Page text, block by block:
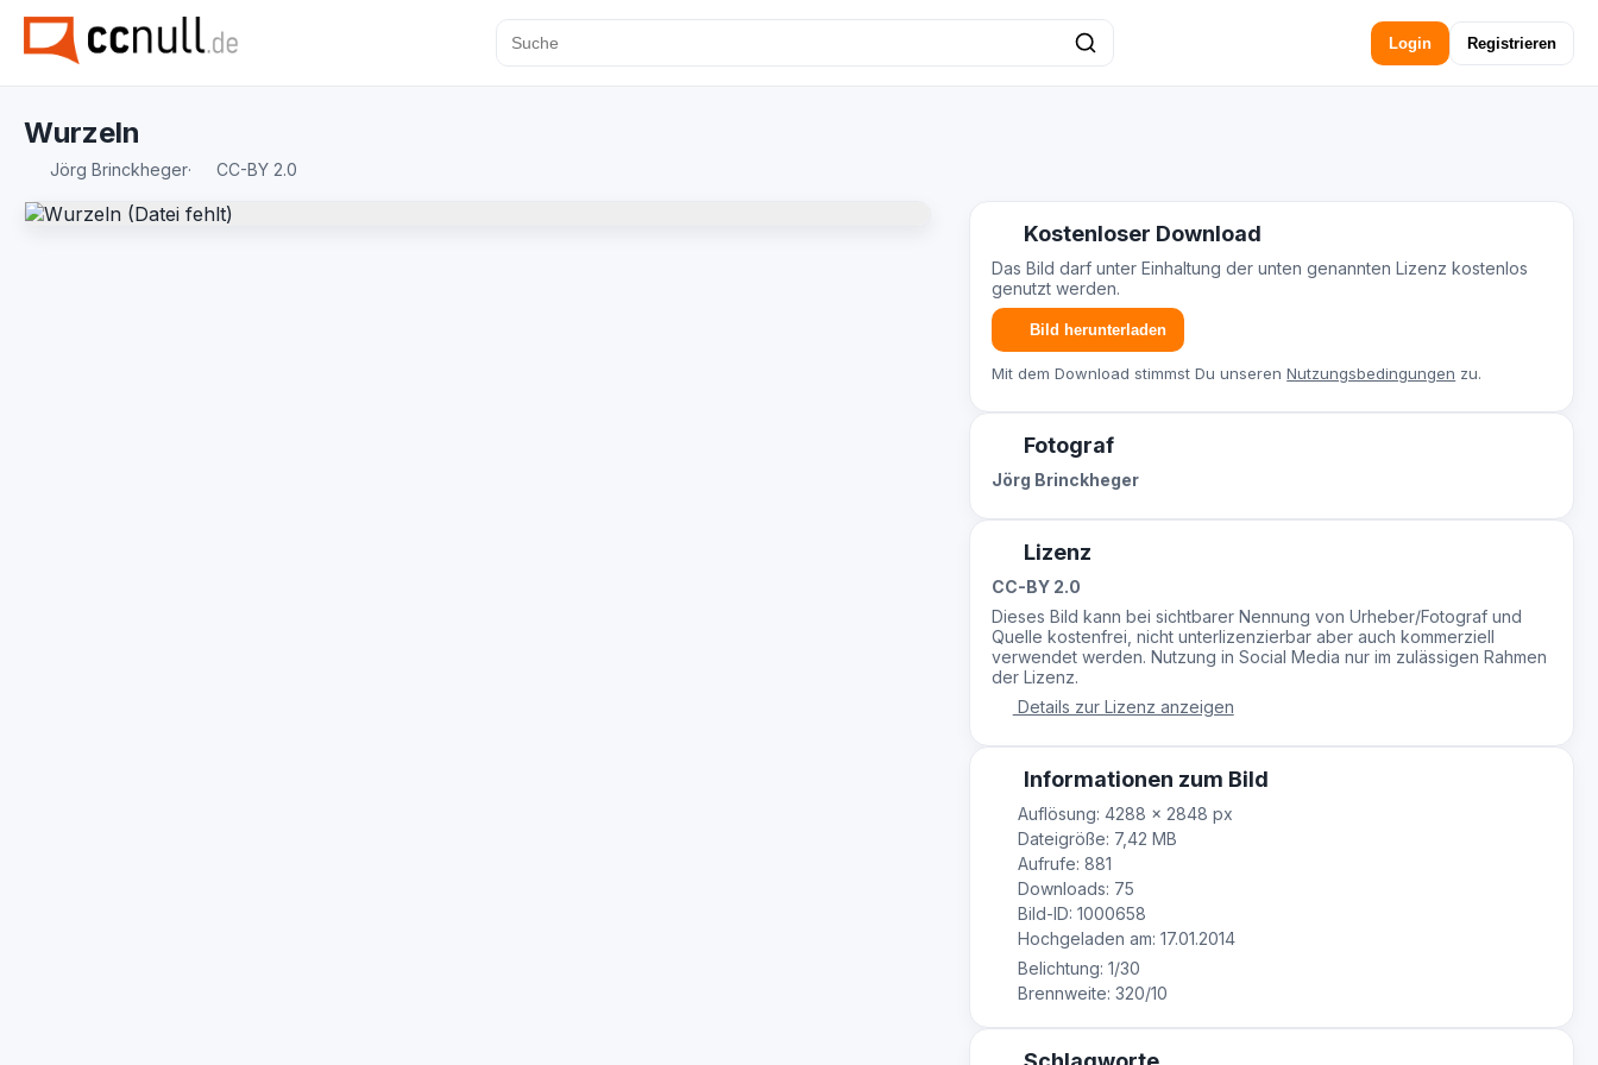
Login Registrieren
Wurzeln
Jörg Brinckheger· CC-BY 2.0
Kostenloser Download
Das Bild darf unter Einhaltung der unten genannten Lizenz kostenlos
genutzt werden.
Bild herunterladen
Mit dem Download stimmst Du unserenNutzungsbedingungen zu.
Fotograf
Jörg Brinckheger
Lizenz
CC-BY 2.0
Dieses Bild kann bei sichtbarer Nennung von Urheber/Fotograf und
Quelle kostenfrei, nicht unterlizenzierbar aber auch kommerziell
verwendet werden. Nutzung in Social Media nur im zulässigen Rahmen
der Lizenz.
Details zur Lizenz anzeigen
Informationen zum Bild
Auflösung: 4288 × 2848 px
Dateigröße: 7,42 MB
Aufrufe: 881
Downloads: 75
Bild-ID: 1000658
Hochgeladen am: 17.01.2014
Belichtung: 1/30
Brennweite: 320/10